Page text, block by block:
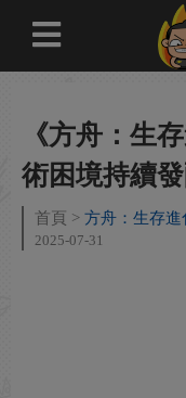
《方舟：生
術困境持續
首頁 方舟：生存進
2025-07-31